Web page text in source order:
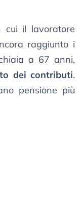
cui il lavoratore
raggiunto i
a 67 anni,
dei contributi.
pensione più